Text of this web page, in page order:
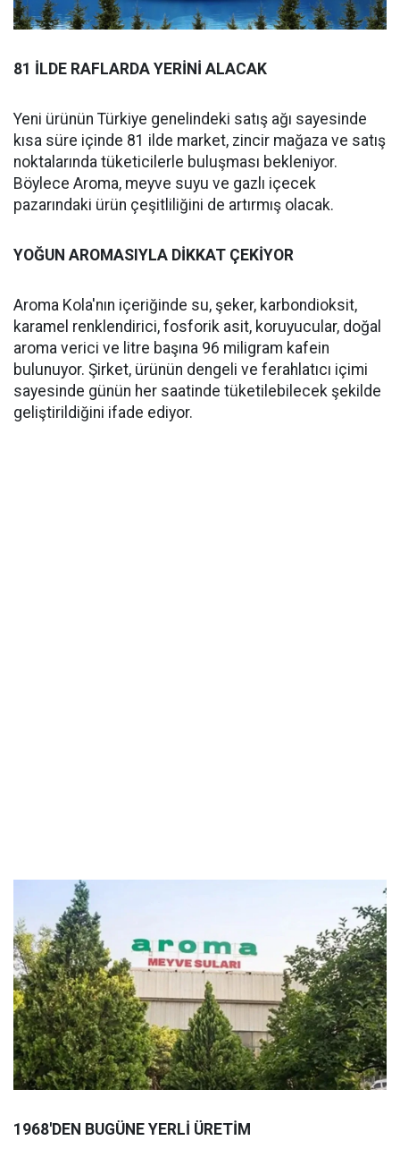
81 İLDE RAFLARDA YERİNİ ALACAK
Yeni ürünün Türkiye genelindeki satış ağı sayesinde
kısa süre içinde 81 ilde market, zincir mağaza ve satış
noktalarında tüketicilerle buluşması bekleniyor.
Böylece Aroma, meyve suyu ve gazlı içecek
pazarındaki ürün çeşitliliğini de artırmış olacak.
YOĞUN AROMASIYLA DİKKAT ÇEKİYOR
Aroma Kola'nın içeriğinde su, şeker, karbondioksit,
karamel renklendirici, fosforik asit, koruyucular, doğal
aroma verici ve litre başına 96 miligram kafein
bulunuyor. Şirket, ürünün dengeli ve ferahlatıcı içimi
sayesinde günün her saatinde tüketilebilecek şekilde
geliştirildiğini ifade ediyor.
1968'DEN BUGÜNE YERLİ ÜRETİM